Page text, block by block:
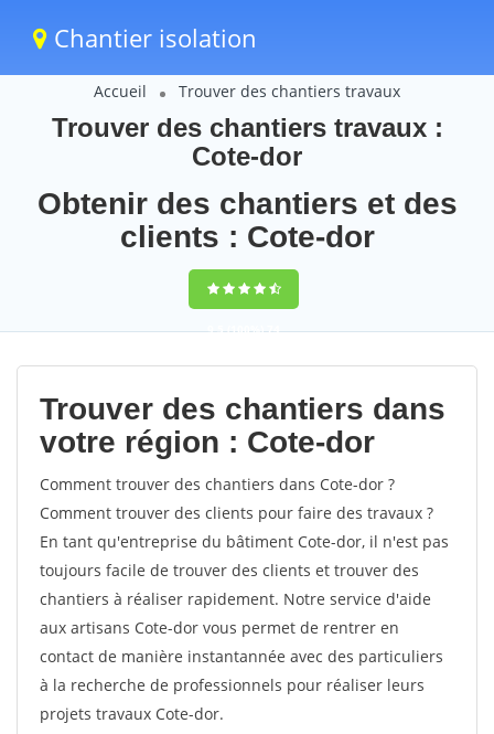
Chantier isolation
Accueil Trouver des chantiers travaux
Trouver des chantiers travaux :
Cote-dor
Obtenir des chantiers et des
clients : Cote-dor
9,5(100%)74
votes
Trouver des chantiers dans
votre région : Cote-dor
Comment trouver des chantiers dans Cote-dor ?
Comment trouver des clients pour faire des travaux ?
En tant qu'entreprise du bâtiment Cote-dor, il n'est pas
toujours facile de trouver des clients et trouver des
chantiers à réaliser rapidement. Notre service d'aide
aux artisans Cote-dor vous permet de rentrer en
contact de manière instantannée avec des particuliers
à la recherche de professionnels pour réaliser leurs
projets travaux Cote-dor.